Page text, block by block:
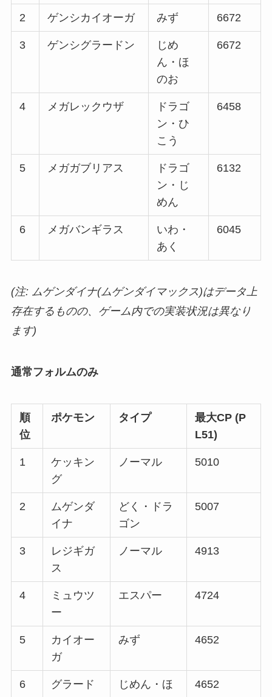
2 ゲンシカイオーガ みず 6672
3 ゲンシグラードン
じめ
ん・ほ
のお
6672
4 メガレックウザ
ドラゴ
ン・ひ
こう
6458
5 メガガブリアス
ドラゴ
ン・じ
めん
6132
6 メガバンギラス
いわ・
あく
6045
(注: ムゲンダイナ(ムゲンダイマックス)はデータ上
存在するものの、ゲーム内での実装状況は異なり
ます)
通常フォルムのみ
順
位
ポケモン タイプ
最大CP (P
L51)
1
ケッキン
グ
ノーマル 5010
2
ムゲンダ
イナ
どく・ドラ
ゴン
5007
3
レジギガ
ス
ノーマル 4913
4
ミュウツ
ー
エスパー 4724
5
カイオー
ガ
みず 4652
6
グラード
じめん・ほ
4652